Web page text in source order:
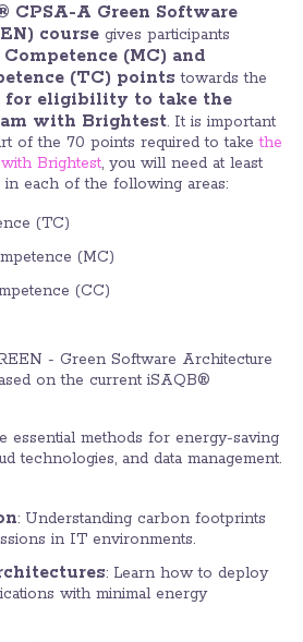
CPSA-A Green Software
course gives participants
(MC) and
(TC) pointstowards the
for eligibility to take the
with Brightest. It is important
of the 70 points required to takethe
Brightest, you will need at least
each of the following areas:
(TC)
(MC)
(CC)
- Green Software Architecture
on the current iSAQB®
essential methods for energy-saving
technologies, and data management.
: Understanding carbon footprints
in IT environments.
: Learn how to deploy
with minimal energy